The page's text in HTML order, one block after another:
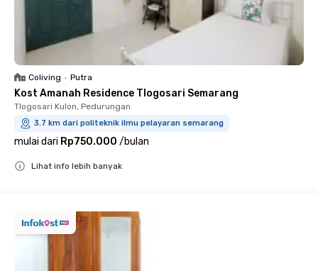
Coliving • Putra
Kost Amanah Residence Tlogosari Semarang
Tlogosari Kulon, Pedurungan
3.7 km dari politeknik ilmu pelayaran semarang
mulai dari Rp750.000 /bulan
Lihat info lebih banyak